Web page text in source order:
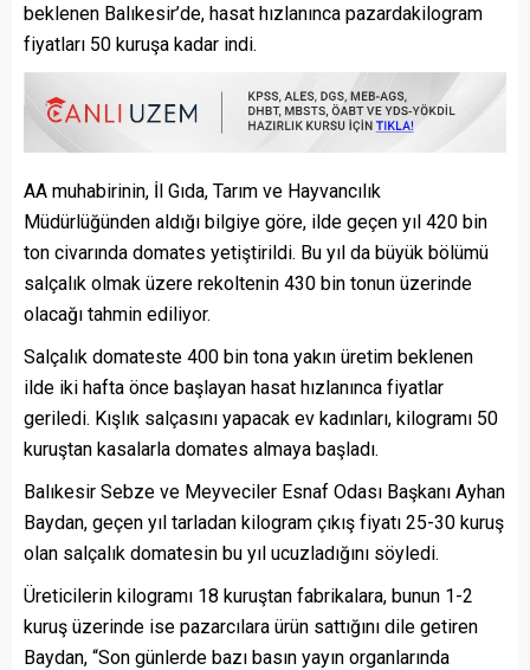
beklenen Balıkesir’de, hasat hızlanınca pazardakilogram
fiyatları 50 kuruşa kadar indi.
AA muhabirinin, İl Gıda, Tarım ve Hayvancılık
Müdürlüğünden aldığı bilgiye göre, ilde geçen yıl 420 bin
ton civarında domates yetiştirildi. Bu yıl da büyük bölümü
salçalık olmak üzere rekoltenin 430 bin tonun üzerinde
olacağı tahmin ediliyor.
Salçalık domateste 400 bin tona yakın üretim beklenen
ilde iki hafta önce başlayan hasat hızlanınca fiyatlar
geriledi. Kışlık salçasını yapacak ev kadınları, kilogramı 50
kuruştan kasalarla domates almaya başladı.
Balıkesir Sebze ve Meyveciler Esnaf Odası Başkanı Ayhan
Baydan, geçen yıl tarladan kilogram çıkış fiyatı 25-30 kuruş
olan salçalık domatesin bu yıl ucuzladığını söyledi.
Üreticilerin kilogramı 18 kuruştan fabrikalara, bunun 1-2
kuruş üzerinde ise pazarcılara ürün sattığını dile getiren
Baydan, “Son günlerde bazı basın yayın organlarında